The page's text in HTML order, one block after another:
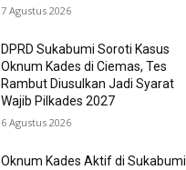
7 Agustus 2026
DPRD Sukabumi Soroti Kasus
Oknum Kades di Ciemas, Tes
Rambut Diusulkan Jadi Syarat
Wajib Pilkades 2027
6 Agustus 2026
Oknum Kades Aktif di Sukabumi